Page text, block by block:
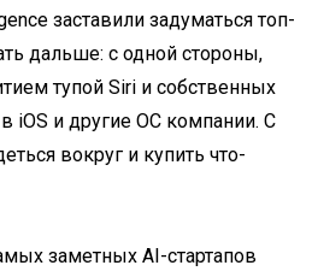
заставили задуматься топ-
дальше: с одной стороны,
тупой Siri и собственных
iOS и другие ОС компании. С
вокруг и купить что-
заметных AI-стартапов